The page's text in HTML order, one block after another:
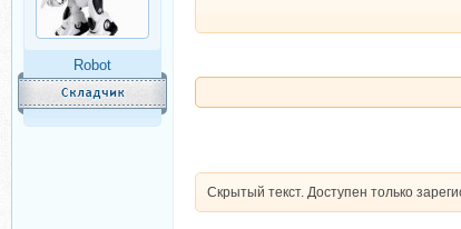
Robot
Скрытый текст. Доступен только